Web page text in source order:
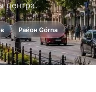
центра.
Район Górna